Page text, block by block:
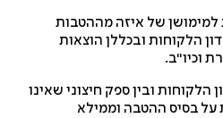
של איזה מההטבות
ובכללן הוצאות
ובין ספק חיצוני שאינו
ההטבה וממילא